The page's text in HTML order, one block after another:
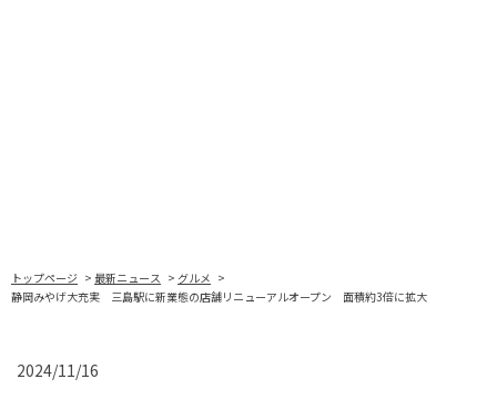
トップページ 最新ニュース
グルメ
静岡みやげ大充実 三島駅に新業態の店舗リニューアルオープン 面積約3倍に拡大
2024/11/16